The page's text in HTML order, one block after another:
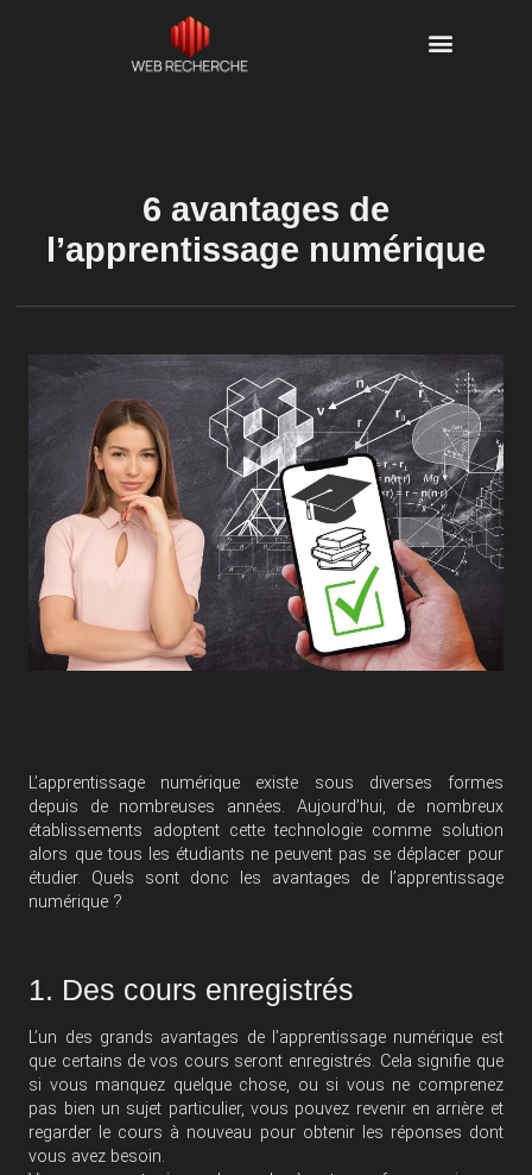
6 avantages de
l’apprentissage numérique
L’apprentissage numérique existe sous diverses formes
depuis de nombreuses années. Aujourd’hui, de nombreux
établissements adoptent cette technologie comme solution
alors que tous les étudiants ne peuvent pas se déplacer pour
étudier. Quels sont donc les avantages de l’apprentissage
numérique ?
1. Des cours enregistrés
L’un des grands avantages de l’apprentissage numérique est
que certains de vos cours seront enregistrés. Cela signifie que
si vous manquez quelque chose, ou si vous ne comprenez
pas bien un sujet particulier, vous pouvez revenir en arrière et
regarder le cours à nouveau pour obtenir les réponses dont
vous avez besoin.